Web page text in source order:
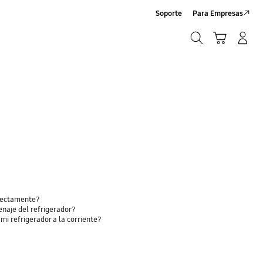
Soporte Para Empresas
del refrigerador?
refrigerador a la corriente?